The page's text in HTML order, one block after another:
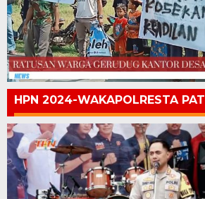
HPN 2024-WAKAPOLRESTA PATI